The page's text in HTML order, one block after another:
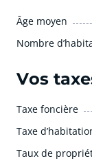
Âge moyen
Nombre
Vos
Taxe foncière
Taxe
Taux de